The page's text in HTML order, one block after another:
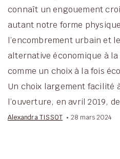
connaît un engouement
autant notre forme
l’encombrement urbain et
alternative économique à
comme un choix à la fois
Un choix largement facilité
l’ouverture, en avril 2019,
Alexandra TISSOT 28 mars 2024